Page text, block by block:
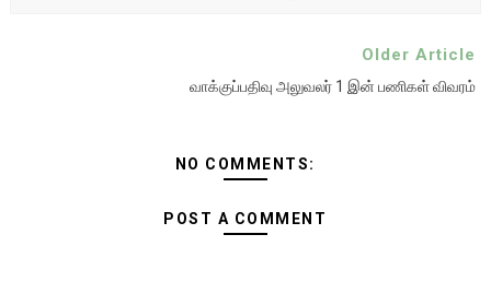
Older Article
வாக்குப்பதிவு அலுவலர் 1 இன் பணிகள் விவரம்
NO COMMENTS:
POST A COMMENT